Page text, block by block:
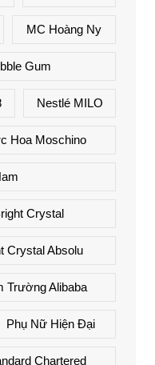
MC Hoàng Ny
Gum
Nestlé MILO
Hoa Moschino
Crystal
Crystal Absolu
Trường Alibaba
Phụ Nữ Hiện Đại
Chartered